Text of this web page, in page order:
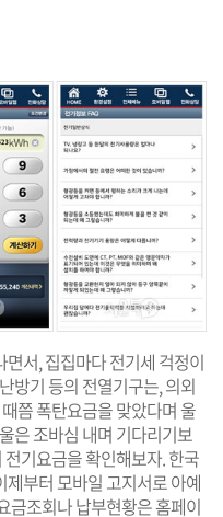
서, 집집마다 전기세 걱정이
방기 등의 전열기구는, 의외
쯤 폭탄요금을 맞았다며 울
은 조바심 내며 기다리기보
기요금을 확인해보자. 한국
부터 모바일 고지서로 아예
금조회나 납부현황은 홈페이